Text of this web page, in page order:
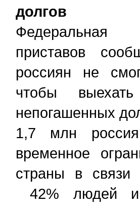
долгов
Федеральная
приставов
россиян не
чтобы
непогашенных
1,7 млн
временное
страны в связи
42% людей